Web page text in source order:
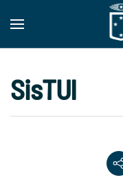
Skip to main content
SisTUI